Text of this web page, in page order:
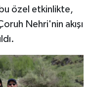
özel etkinlikte,
Nehri'nin akışı